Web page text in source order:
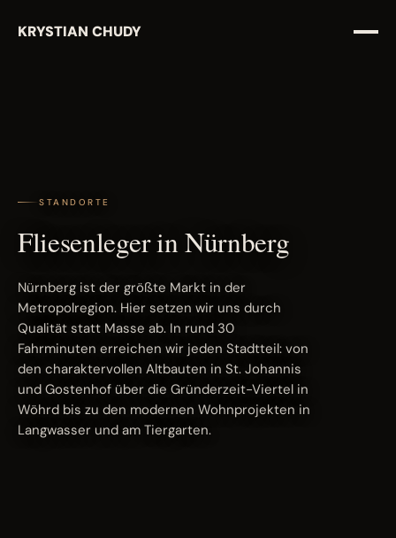
KRYSTIAN CHUDY
STANDORTE
Fliesenleger in Nürnberg
Nürnberg ist der größte Markt in der
Metropolregion. Hier setzen wir uns durch
Qualität statt Masse ab. In rund 30
Fahrminuten erreichen wir jeden Stadtteil: von
den charaktervollen Altbauten in St. Johannis
und Gostenhof über die Gründerzeit-Viertel in
Wöhrd bis zu den modernen Wohnprojekten in
Langwasser und am Tiergarten.